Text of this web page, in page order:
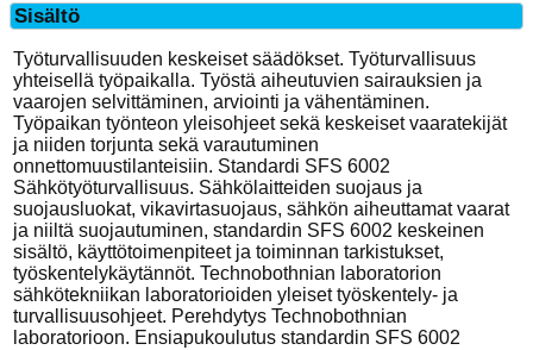
Sisältö
Työturvallisuuden keskeiset säädökset. Työturvallisuus
yhteisellä työpaikalla. Työstä aiheutuvien sairauksien ja
vaarojen selvittäminen, arviointi ja vähentäminen.
Työpaikan työnteon yleisohjeet sekä keskeiset vaaratekijät
ja niiden torjunta sekä varautuminen
onnettomuustilanteisiin. Standardi SFS 6002
Sähkötyöturvallisuus. Sähkölaitteiden suojaus ja
suojausluokat, vikavirtasuojaus, sähkön aiheuttamat vaarat
ja niiltä suojautuminen, standardin SFS 6002 keskeinen
sisältö, käyttötoimenpiteet ja toiminnan tarkistukset,
työskentelykäytännöt. Technobothnian laboratorion
sähkötekniikan laboratorioiden yleiset työskentely- ja
turvallisuusohjeet. Perehdytys Technobothnian
laboratorioon. Ensiapukoulutus standardin SFS 6002